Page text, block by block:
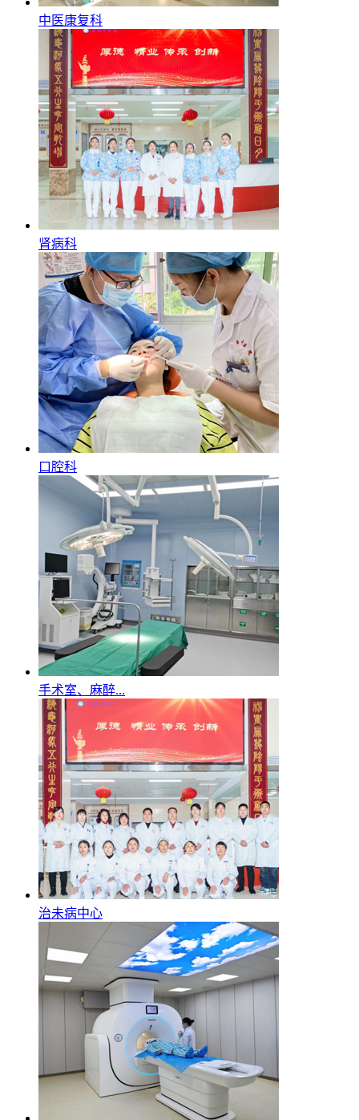
中医康复科
肾病科
口腔科
手术室、麻醉...
治未病中心